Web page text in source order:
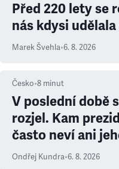
Před 220 lety se
nás kdysi
Marek Švehla•6. 8. 2026
Česko•8 minut
V poslední době
rozjel. Kam
často neví ani
Ondřej Kundra•6. 8. 2026